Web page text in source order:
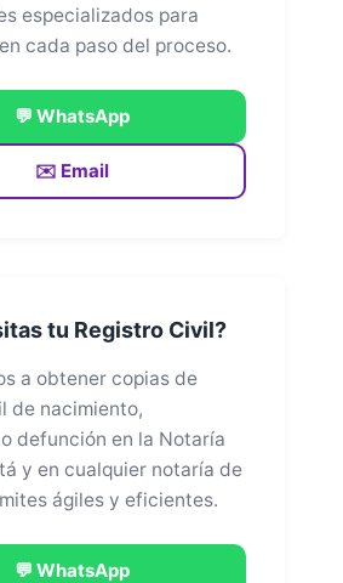
especializados para
cada paso del proceso.
💬 WhatsApp
✉️ Email
tu Registro Civil?
a obtener copias de
de nacimiento,
defunción en la Notaría
y en cualquier notaría de
ágiles y eficientes.
💬 WhatsApp